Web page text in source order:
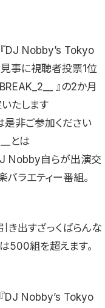
DJ Nobby’s Tokyo
見事に視聴者投票1位
』の2か月
たします
是非ご参加ください
とは
DJ Nobby自らが出演交
ラエティー番組。
き出すざっくばらんな
500組を超えます。
DJ Nobby’s Tokyo